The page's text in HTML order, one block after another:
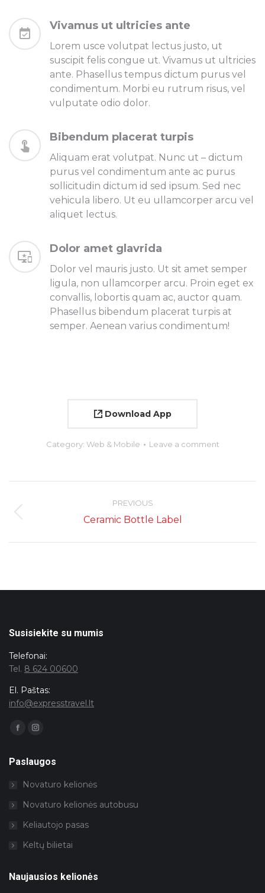
Vivamus ut ultricies ante
Lorem usce volutpat lectus justo, ut
suscipit felis congue ut. Vivamus ut ultricies
ante. Phasellus tempus dictum purus vel
condimentum. Morbi eu rutrum risus, vel
vulputate odio dolor.
Bibendum placerat turpis
Aliquam erat volutpat. Nunc ut – dictum
purus vel condimentum ante ac purus
sollicitudin dictum id sed ipsum. Sed nec
vehicula libero. Ut eu ullamcorper arcu vel
aliquet lectus.
Dolor amet glavrida
Dolor vel mauris justo. Ut sit amet semper
ligula, non ullamcorper arcu. Proin eget ex
convallis, lobortis quam ac, auctor quam.
Phasellus bibendum placerat turpis at
semper. Aenean varius condimentum!
Download App
Category: Web & Mobile Leave a comment
PREVIOUS
Previous
Ceramic Bottle Label
Susisiekite su mumis
Telefonai:
Tel. 8 624 00600
El. Paštas:
info@expresstravel.lt
Facebook
new
Instagram
new
Paslaugos
Novaturo kelionės
Novaturo kelionės autobusu
Keliautojo pasas
Keltų bilietai
Naujausios kelionės